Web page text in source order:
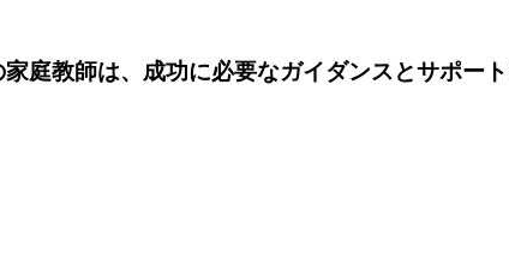
庭教師は、成功に必要なガイダンスとサポート